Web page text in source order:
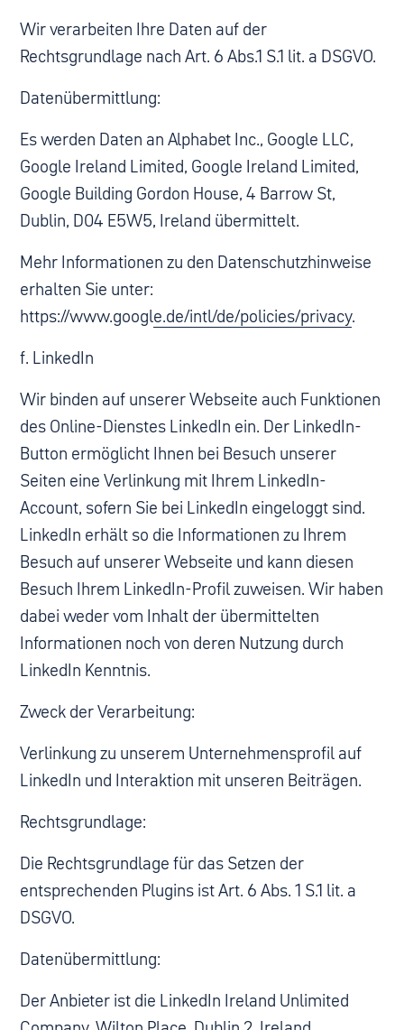
Wir verarbeiten Ihre Daten auf der
Rechtsgrundlage nach Art. 6 Abs.1 S.1 lit. a DSGVO.
Datenübermittlung:
Es werden Daten an Alphabet Inc., Google LLC,
Google Ireland Limited, Google Ireland Limited,
Google Building Gordon House, 4 Barrow St,
Dublin, D04 E5W5, Ireland übermittelt.
Mehr Informationen zu den Datenschutzhinweise
erhalten Sie unter:
https://www.google.de/intl/de/policies/privacy.
f. LinkedIn
Wir binden auf unserer Webseite auch Funktionen
des Online-Dienstes LinkedIn ein. Der LinkedIn-
Button ermöglicht Ihnen bei Besuch unserer
Seiten eine Verlinkung mit Ihrem LinkedIn-
Account, sofern Sie bei LinkedIn eingeloggt sind.
LinkedIn erhält so die Informationen zu Ihrem
Besuch auf unserer Webseite und kann diesen
Besuch Ihrem LinkedIn-Profil zuweisen. Wir haben
dabei weder vom Inhalt der übermittelten
Informationen noch von deren Nutzung durch
LinkedIn Kenntnis.
Zweck der Verarbeitung:
Verlinkung zu unserem Unternehmensprofil auf
LinkedIn und Interaktion mit unseren Beiträgen.
Rechtsgrundlage:
Die Rechtsgrundlage für das Setzen der
entsprechenden Plugins ist Art. 6 Abs. 1 S.1 lit. a
DSGVO.
Datenübermittlung:
Der Anbieter ist die LinkedIn Ireland Unlimited